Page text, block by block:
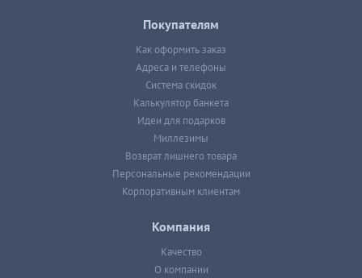
Покупателям
Как оформить заказ
Адреса и телефоны
Система скидок
Калькулятор банкета
Идеи для подарков
Миллезимы
Возврат лишнего товара
Персональные рекомендации
Корпоративным клиентам
Компания
Качество
О компании